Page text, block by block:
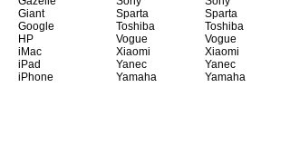
Giant
Google
HP
iMac
iPad
iPhone
Sparta
Toshiba
Vogue
Xiaomi
Yanec
Yamaha
Sparta
Toshiba
Vogue
Xiaomi
Yanec
Yamaha